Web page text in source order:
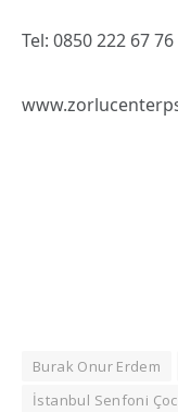
Tel: 0850 222 67 76
Burak Onur Erdem
İstanbul Senfoni